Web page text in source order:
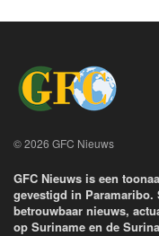
© 2026 GFC Nieuws
GFC Nieuws is een
gevestigd in Paramaribo.
betrouwbaar nieuws,
op Suriname en de